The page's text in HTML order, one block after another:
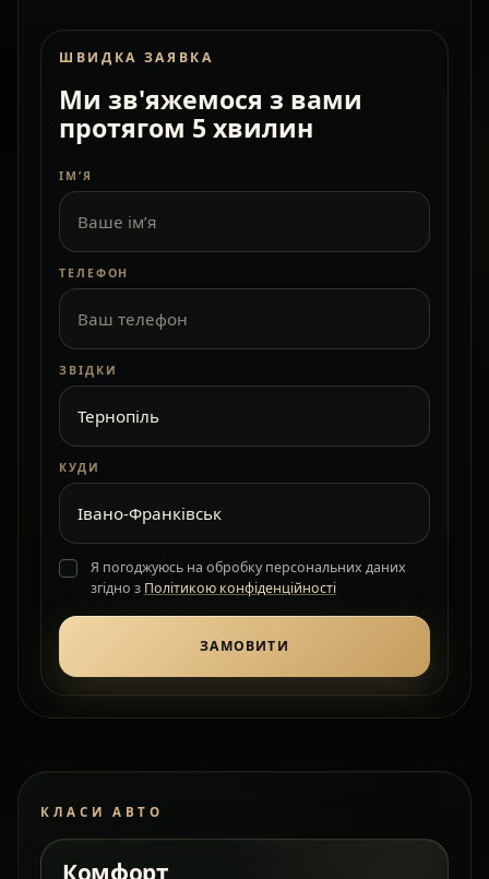
ШВИДКА ЗАЯВКА
Ми зв'яжемося з вами
протягом 5 хвилин
ІМ’Я
ТЕЛЕФОН
ЗВІДКИ
КУДИ
Я погоджуюсь на обробку персональних даних
згідно з Політикою конфіденційності
ЗАМОВИТИ
КЛАСИ АВТО
Комфорт